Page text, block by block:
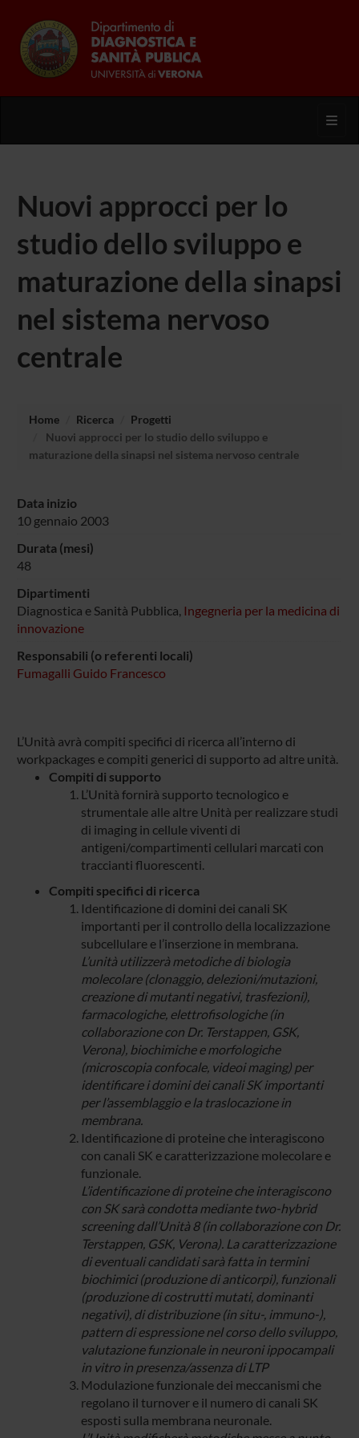
Nuovi approcci per lo
studio dello sviluppo e
maturazione della sinapsi
nel sistema nervoso
centrale
Home Ricerca
Progetti
Nuovi approcci per lo studio dello sviluppo e
maturazione della sinapsi nel sistema nervoso centrale
Data inizio
10 gennaio 2003
Durata (mesi)
48
Dipartimenti
Diagnostica e Sanità Pubblica, Ingegneria per la medicina di
innovazione
Responsabili (o referenti locali)
Fumagalli Guido Francesco
L’Unità avrà compiti specifici di ricerca all’interno di
workpackages e compiti generici di supporto ad altre unità.
Compiti di supporto
L’Unità fornirà supporto tecnologico e
strumentale alle altre Unità per realizzare studi
di imaging in cellule viventi di
antigeni/compartimenti cellulari marcati con
traccianti fluorescenti.
Compiti specifici di ricerca
Identificazione di domini dei canali SK
importanti per il controllo della localizzazione
subcellulare e l’inserzione in membrana.
L’unità utilizzerà metodiche di biologia
molecolare (clonaggio, delezioni/mutazioni,
creazione di mutanti negativi, trasfezioni),
farmacologiche, elettrofisologiche (in
collaborazione con Dr. Terstappen, GSK,
Verona), biochimiche e morfologiche
(microscopia confocale, videoi maging) per
identificare i domini dei canali SK importanti
per l’assemblaggio e la traslocazione in
membrana.
Identificazione di proteine che interagiscono
con canali SK e caratterizzazione molecolare e
funzionale.
L’identificazione di proteine che interagiscono
con SK sarà condotta mediante two-hybrid
screening dall’Unità 8 (in collaborazione con Dr.
Terstappen, GSK, Verona). La caratterizzazione
di eventuali candidati sarà fatta in termini
biochimici (produzione di anticorpi), funzionali
(produzione di costrutti mutati, dominanti
negativi), di distribuzione (in situ-, immuno-),
pattern di espressione nel corso dello sviluppo,
valutazione funzionale in neuroni ippocampali
in vitro in presenza/assenza di LTP
Modulazione funzionale dei meccanismi che
regolano il turnover e il numero di canali SK
esposti sulla membrana neuronale.